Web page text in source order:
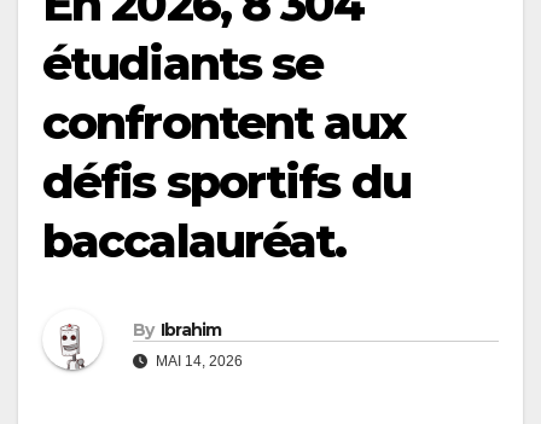
étudiants se
confrontent aux
défis sportifs du
baccalauréat.
By Ibrahim
MAI 14, 2026